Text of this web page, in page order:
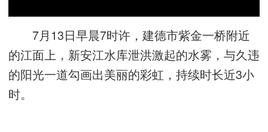
7月13日早晨7时许，建德市紫金一桥附近
的江面上，新安江水库泄洪激起的水雾，与久违
的阳光一道勾画出美丽的彩虹，持续时长近3小
时。